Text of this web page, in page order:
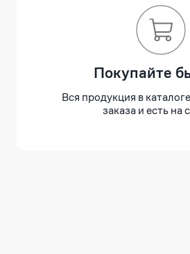
Покупайте
Вся продукция в
заказа и есть на